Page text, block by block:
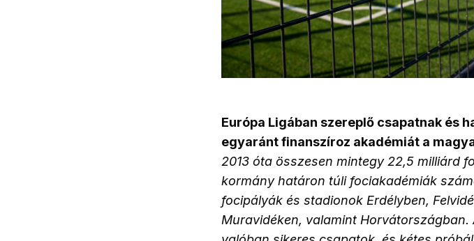
Európa Ligában szereplő csapatnak és
egyaránt finanszíroz akadémiát a
2013 óta összesen mintegy 22,5 milliárd
kormány határon túli fociakadémiák
focipályák és stadionok Erdélyben,
Muravidéken, valamint